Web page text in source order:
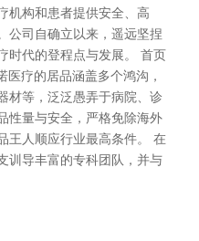
机构和患者提供安全、高
公司自确立以来，遥远坚捏
时代的登程点与发展。 首页
疗的居品涵盖多个鸿沟，
材等，泛泛愚弄于病院、诊
性量与安全，严格免除海外
王人顺应行业最高条件。 在
训导丰富的专科团队，并与